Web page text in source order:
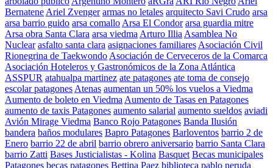
Bernatene Ariel Zvenger armas no letales arquitecto Savi Crudo arsa
arsa barrio guido arsa comallo Arsa El Condor arsa guardia mitre
Arsa obra Santa Clara arsa viedma Arturo Illia Asamblea No
Nuclear asfalto santa clara asignaciones familiares Asociación Civil
Rionegrina de Taekwondo Asociación de Cerveceros de la Comarca
Asociación Hoteleros y Gastronómicos de la Zona Atlántica
ASSPUR atahualpa martinez ate patagones ate toma de consejo
escolar patagones Atenas aumentan un 50% los vuelos a Viedma
Aumento de boleto en Viedma Aumento de Tasas en Patagones
aumento de taxis Patagones aumento salarial aumento sueldos aviadi
Avión Mirage Viedma Banco Rojo Patagones Banda Ilusión
bandera baños modulares Bapro Patagones Barloventos barrio 2 de
Enero barrio 22 de abril barrio obrero aniversario barrio Santa Clara
barrio Zatti Bases Justicialistas - Kolina Basquet Becas municipales
Patagones becas patagones Bettina Paez biblioteca pablo neruda